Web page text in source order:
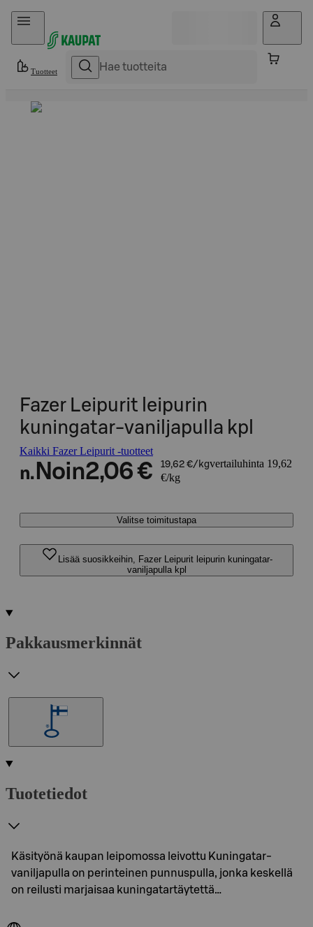
Hyppää sisältöön
Tuotteet
Fazer Leipurit leipurin
kuningatar-vaniljapulla kpl
Kaikki Fazer Leipurit -tuotteet
n. Noin2,06 € 19,62 €/kgvertailuhinta 19,62
€/kg
Valitse toimitustapa
Lisää suosikkeihin, Fazer Leipurit leipurin kuningatar-
vaniljapulla kpl
Pakkausmerkinnät
Tuotetiedot
Käsityönä kaupan leipomossa leivottu Kuningatar-
vaniljapulla on perinteinen punnuspulla, jonka keskellä
on reilusti marjaisaa kuningatartäytettä…